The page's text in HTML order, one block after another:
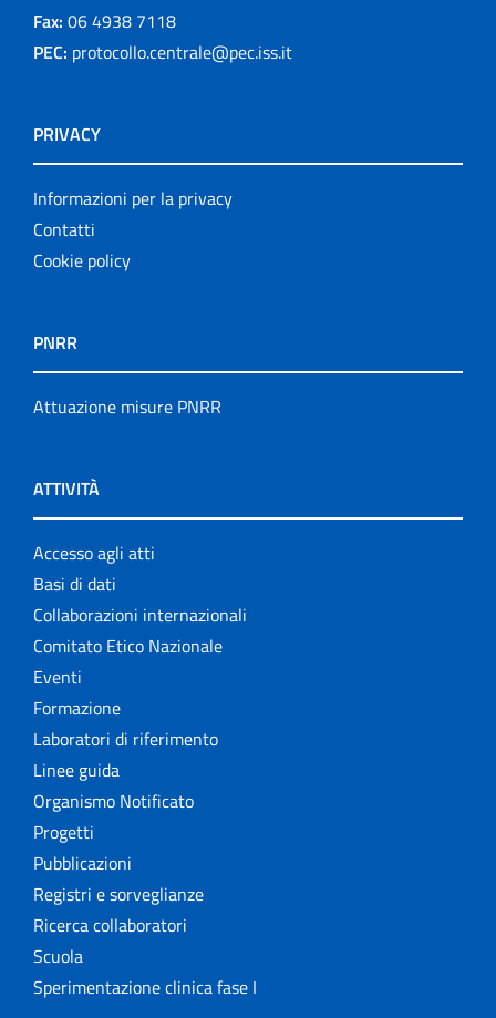
Fax: 06 4938 7118
PEC: protocollo.centrale@pec.iss.it
PRIVACY
Informazioni per la privacy
Contatti
Cookie policy
PNRR
Attuazione misure PNRR
ATTIVITÀ
Accesso agli atti
Basi di dati
Collaborazioni internazionali
Comitato Etico Nazionale
Eventi
Formazione
Laboratori di riferimento
Linee guida
Organismo Notificato
Progetti
Pubblicazioni
Registri e sorveglianze
Ricerca collaboratori
Scuola
Sperimentazione clinica fase I